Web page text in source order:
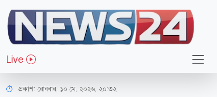
Live
জাতীয়
সেই নবদম্পতির জন্য উপহার পাঠালেন
প্রধানমন্ত্রী
প্রকাশ: রোববার, ১০ মে, ২০২৬, ২০:৩২